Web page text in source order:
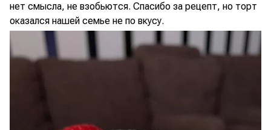
нет смысла, не взобьются. Спасибо за рецепт, но торт
оказался нашей семье не по вкусу.